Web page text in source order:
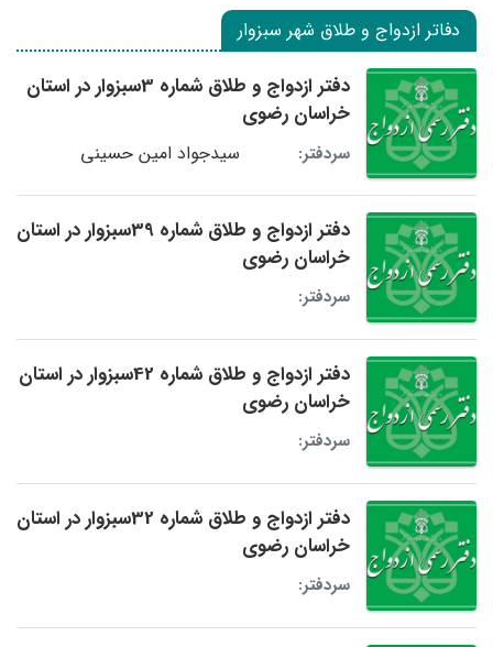
دفاتر ازدواج و طلاق شهر سبزوار
دفتر ازدواج و طلاق شماره 3سبزوار در استان
خراسان رضوی
سردفتر: سیدجواد امین حسینی
دفتر ازدواج و طلاق شماره 39سبزوار در استان
خراسان رضوی
سردفتر:
دفتر ازدواج و طلاق شماره 42سبزوار در استان
خراسان رضوی
سردفتر:
دفتر ازدواج و طلاق شماره 32سبزوار در استان
خراسان رضوی
سردفتر: